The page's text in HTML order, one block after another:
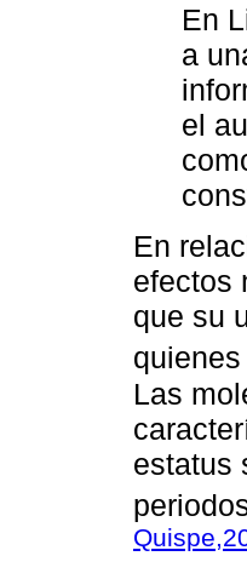
En
a
el
En
efectos
que su
Las
estatus